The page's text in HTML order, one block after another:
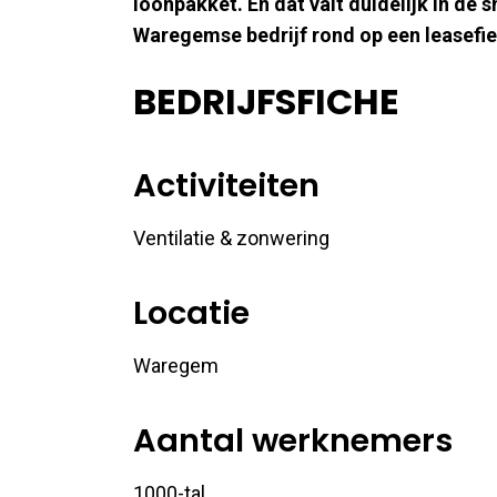
Waregemse bedrijf rond op een
BEDRIJFSFICHE
Activiteiten
Ventilatie & zonwering
Locatie
Waregem
Aantal werknemers